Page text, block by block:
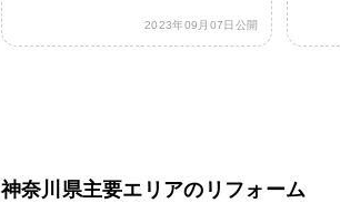
2023年09月07日公開
神奈川県主要エリアのリフォーム